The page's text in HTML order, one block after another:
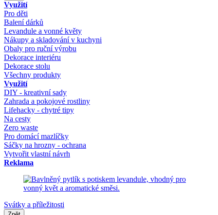
Využití
Pro děti
Balení dárků
Levandule a vonné květy
Nákupy a skladování v kuchyni
Obaly pro ruční výrobu
Dekorace interiéru
Dekorace stolu
Všechny produkty
Využití
DIY - kreativní sady
Zahrada a pokojové rostliny
Lifehacky - chytré tipy
Na cesty
Zero waste
Pro domácí mazlíčky
Sáčky na hrozny - ochrana
Vytvořit vlastní návrh
Reklama
Svátky a příležitosti